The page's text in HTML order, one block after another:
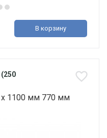
В корзину
1100 мм 770 мм